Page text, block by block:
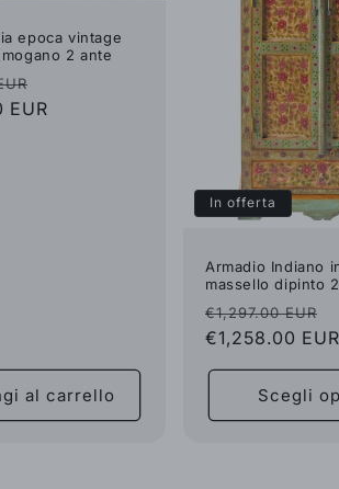
epoca vintage
2 ante
scontato
EUR
al carrello
In offerta
Armadio Indiano
massello dipinto
Prezzo
di
listino
€1,297.00 EUR
€1,258.00 EUR
Scegli